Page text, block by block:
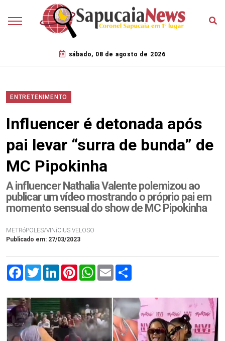
sábado, 08 de agosto de 2026
ENTRETENIMENTO
Influencer é detonada após
pai levar “surra de bunda” de
MC Pipokinha
A influencer Nathalia Valente polemizou ao
publicar um vídeo mostrando o próprio pai em
momento sensual do show de MC Pipokinha
METRóPOLES/VINíCIUS VELOSO
Publicado em: 27/03/2023
FacebookTwitterLinkedInPinterestWhatsApp
Email